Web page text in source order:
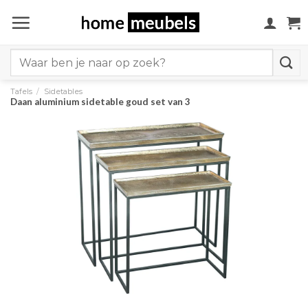
naar
for:
Tafels / Sidetables
Daan aluminium sidetable goud set van 3